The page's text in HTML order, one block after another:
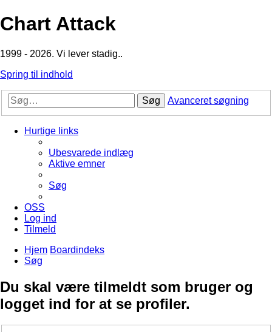
Chart Attack
1999 - 2026. Vi lever stadig..
Spring til indhold
Søg Avanceret søgning
Hurtige links
Ubesvarede indlæg
Aktive emner
Søg
OSS
Log ind
Tilmeld
Hjem Boardindeks
Søg
Du skal være tilmeldt som bruger og
logget ind for at se profiler.